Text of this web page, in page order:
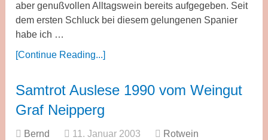
aber genußvollen Alltagswein bereits aufgegeben. Seit
dem ersten Schluck bei diesem gelungenen Spanier
habe ich …
[Continue Reading...]
Samtrot Auslese 1990 vom Weingut
Graf Neipperg
Bernd 11. Januar 2003
Rotwein